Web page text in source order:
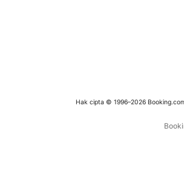
Hak cipta © 1996–2026